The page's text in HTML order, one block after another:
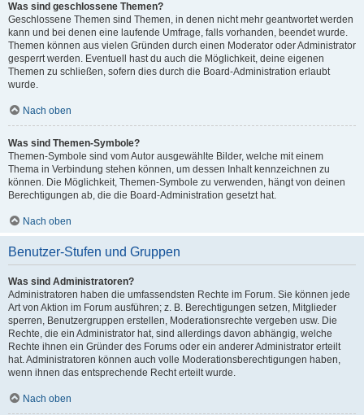
Was sind geschlossene Themen?
Geschlossene Themen sind Themen, in denen nicht mehr geantwortet werden
kann und bei denen eine laufende Umfrage, falls vorhanden, beendet wurde.
Themen können aus vielen Gründen durch einen Moderator oder Administrator
gesperrt werden. Eventuell hast du auch die Möglichkeit, deine eigenen
Themen zu schließen, sofern dies durch die Board-Administration erlaubt
wurde.
Nach oben
Was sind Themen-Symbole?
Themen-Symbole sind vom Autor ausgewählte Bilder, welche mit einem
Thema in Verbindung stehen können, um dessen Inhalt kennzeichnen zu
können. Die Möglichkeit, Themen-Symbole zu verwenden, hängt von deinen
Berechtigungen ab, die die Board-Administration gesetzt hat.
Nach oben
Benutzer-Stufen und Gruppen
Was sind Administratoren?
Administratoren haben die umfassendsten Rechte im Forum. Sie können jede
Art von Aktion im Forum ausführen; z. B. Berechtigungen setzen, Mitglieder
sperren, Benutzergruppen erstellen, Moderationsrechte vergeben usw. Die
Rechte, die ein Administrator hat, sind allerdings davon abhängig, welche
Rechte ihnen ein Gründer des Forums oder ein anderer Administrator erteilt
hat. Administratoren können auch volle Moderationsberechtigungen haben,
wenn ihnen das entsprechende Recht erteilt wurde.
Nach oben